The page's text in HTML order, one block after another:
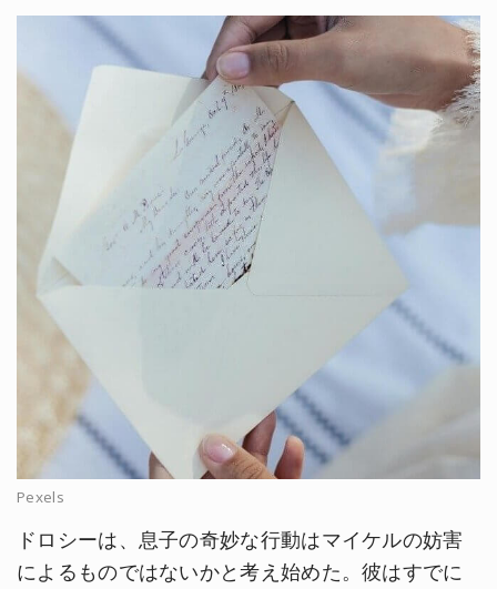
Pexels
ドロシーは、息子の奇妙な行動はマイケルの妨害
によるものではないかと考え始めた。彼はすでに